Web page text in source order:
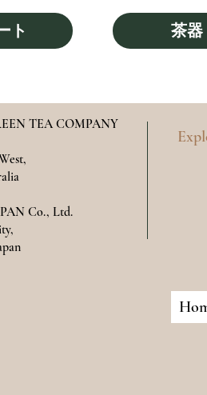
ト 茶器
TEA COMPANY
Co., Ltd.